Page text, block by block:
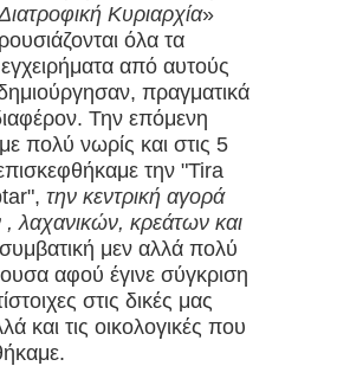
Κυριαρχία»
όλα τα
από αυτούς
πραγματικά
Την επόμενη
πολύ νωρίς και στις 5
την "Tira
την κεντρική αγορά
λαχανικών, κρεάτων και
συμβατική μεν αλλά πολύ
αφού έγινε σύγκριση
στις δικές μας
και τις οικολογικές που